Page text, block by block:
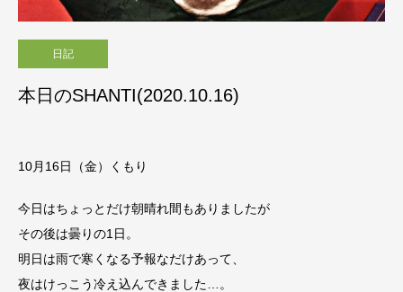
日記
本日のSHANTI(2020.10.16)
10月16日（金）くもり
今日はちょっとだけ朝晴れ間もありましたが
その後は曇りの1日。
明日は雨で寒くなる予報なだけあって、
夜はけっこう冷え込んできました…。